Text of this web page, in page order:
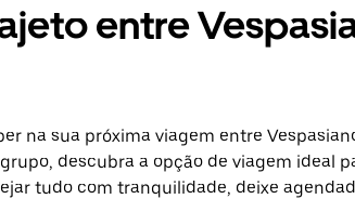
entre
na sua próxima viagem entre
descubra a opção de viagem ideal
tudo com tranquilidade, deixe